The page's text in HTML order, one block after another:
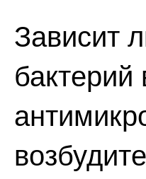
Зависит
бактерий